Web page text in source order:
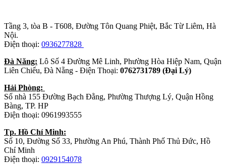
Tầng 3, tòa B - T608, Đường Tôn Quang Phiệt, Bắc Từ Liêm, Hà
Nội.
Điện thoại: 0936277828
Đà Năng: Lô Số 4 Đường Mê Linh, Phường Hòa Hiệp Nam, Quận
Liên Chiểu, Đà Nẵng - Điện Thoại: 0762731789 (Đại Lý)
Hải Phòng:
Số nhà 155 Đường Bạch Đằng, Phường Thượng Lý, Quận Hồng
Bàng, TP. HP
Điện thoại: 0961993555
Tp. Hồ Chí Minh:
Số 10, Đường Số 33, Phường An Phú, Thành Phố Thủ Đức, Hồ
Chí Minh
Điện thoại: 0929154078